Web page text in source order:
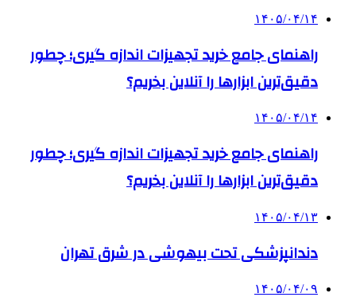
۱۴۰۵/۰۴/۱۴
راهنمای جامع خرید تجهیزات اندازه گیری؛ چطور
دقیق‌ترین ابزارها را آنلاین بخریم؟
۱۴۰۵/۰۴/۱۴
راهنمای جامع خرید تجهیزات اندازه گیری؛ چطور
دقیق‌ترین ابزارها را آنلاین بخریم؟
۱۴۰۵/۰۴/۱۳
دندانپزشکی تحت بیهوشی در شرق تهران
۱۴۰۵/۰۴/۰۹